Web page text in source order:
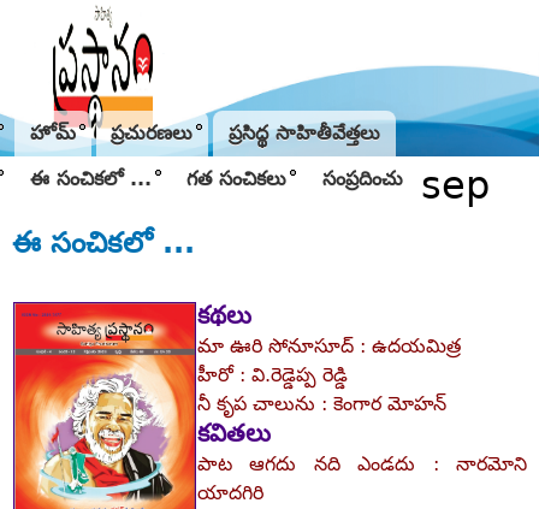
హోమ్ ప్రచురణలు ప్రసిద్థ సాహితీవేత్తలు
ఈ సంచికలో ... గత సంచికలు సంప్రదించు sep
ఈ సంచికలో ...
కథలు
మా ఊరి సోనూసూద్‌ : ఉదయమిత్ర
హీరో : వి.రెడ్డెప్ప రెడ్డి
నీ కృప చాలును : కెంగార మోహన్‌
కవితలు
పాట ఆగదు నది ఎండదు : నారమోని
యాదగిరి